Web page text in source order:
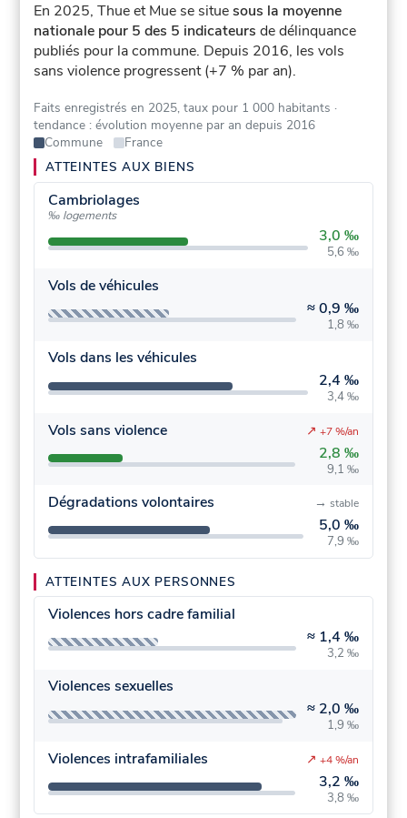
En 2025, Thue et Mue se situesous la moyenne
nationale pour 5 des 5 indicateurs de délinquance
publiés pour la commune. Depuis 2016, les vols
sans violence progressent (+7 % par an).
Faits enregistrés en 2025, taux pour 1 000 habitants ·
tendance : évolution moyenne par an depuis 2016
Commune
France
ATTEINTES AUX BIENS
Cambriolages
‰ logements
3,0 ‰
5,6 ‰
Vols de véhicules
≈0,9 ‰
1,8 ‰
Vols dans les véhicules
2,4 ‰
3,4 ‰
Vols sans violence
2,8 ‰
9,1 ‰
↗ +7 %/an
Dégradations volontaires
5,0 ‰
7,9 ‰
→ stable
ATTEINTES AUX PERSONNES
Violences hors cadre familial
≈ 1,4 ‰
3,2 ‰
Violences sexuelles
≈ 2,0 ‰
1,9 ‰
Violences intrafamiliales
3,2 ‰
3,8 ‰
↗ +4 %/an